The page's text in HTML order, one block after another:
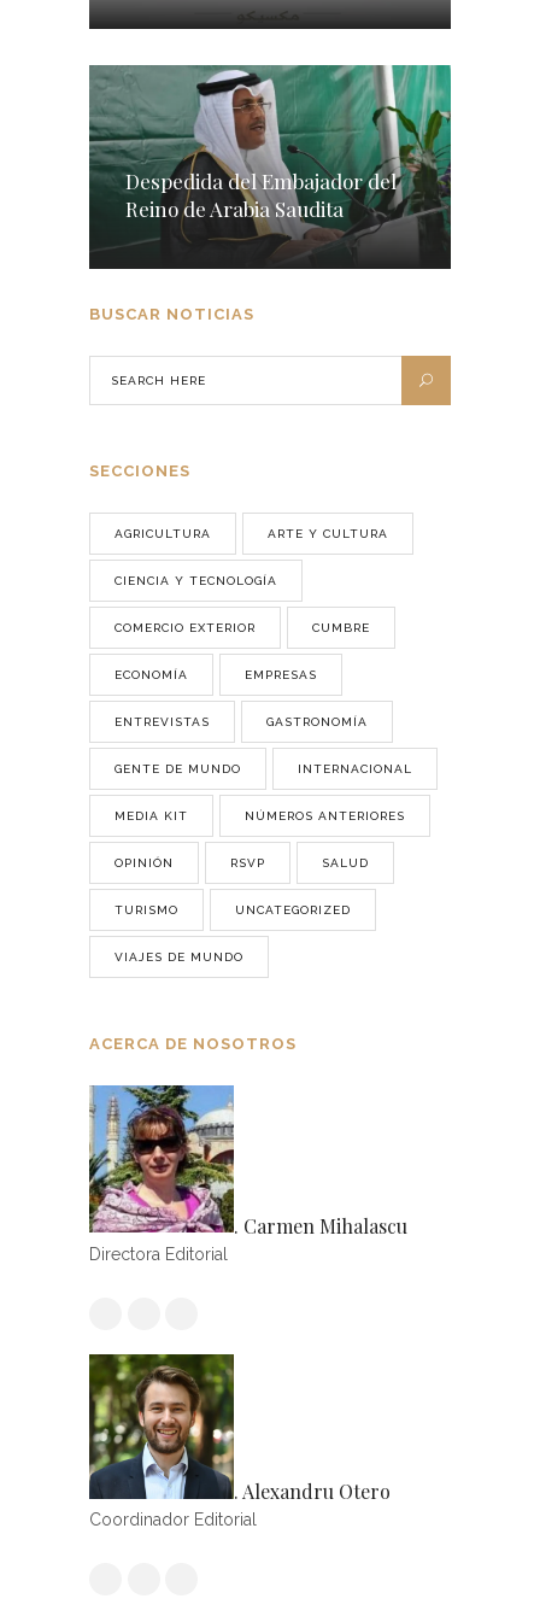
Despedida del Embajador del
Reino de Arabia Saudita
BUSCAR NOTICIAS
SECCIONES
AGRICULTURA ARTE Y CULTURA
CIENCIA Y TECNOLOGÍA
COMERCIO EXTERIOR CUMBRE
ECONOMÍA EMPRESAS
ENTREVISTAS GASTRONOMÍA
GENTE DE MUNDO INTERNACIONAL
MEDIA KIT NÚMEROS ANTERIORES
OPINIÓN RSVP SALUD
TURISMO UNCATEGORIZED
VIAJES DE MUNDO
ACERCA DE NOSOTROS
. Carmen Mihalascu
Directora Editorial
. Alexandru Otero
Coordinador Editorial